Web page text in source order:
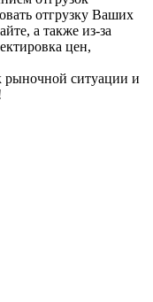
отгрузку Ваших
а также из-за
цен,
рыночной ситуации и